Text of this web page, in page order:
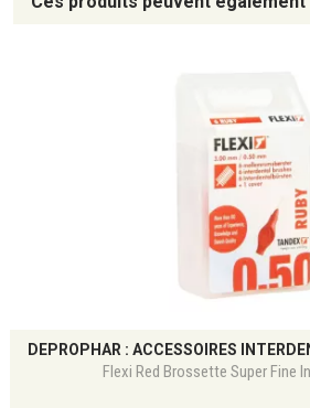
Flexi Red Brossette Super Fine